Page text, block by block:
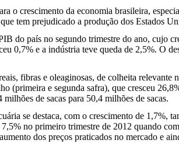
o crescimento da economia brasileira,
tem prejudicado a produção dos Estados
do país no segundo trimestre do ano, cujo
0,7% e a indústria teve queda de 2,5%. O
fibras e oleaginosas, de colheita relevante
(primeira e segunda safra), que cresceu
de sacas para 50,4 milhões de sacas.
se destaca, com o crescimento de 1,7%,
no primeiro trimestre de 2012 quando
dos preços praticados no mercado e